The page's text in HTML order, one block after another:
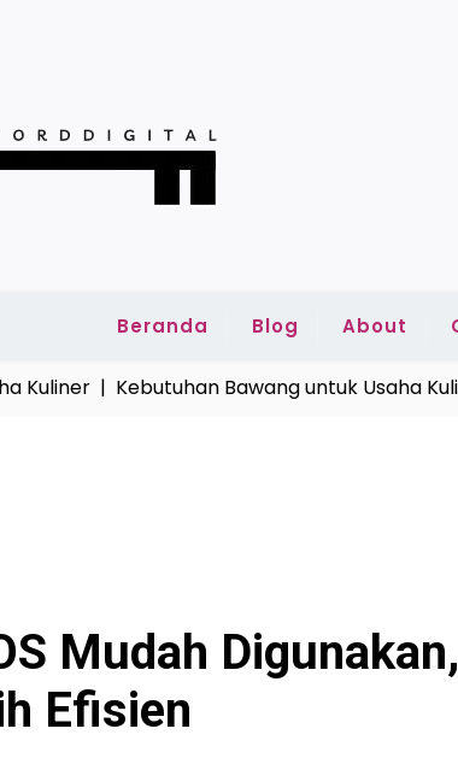
Beranda Blog About
|Kebutuhan Bawang untuk Usaha
Mudah
Efisien